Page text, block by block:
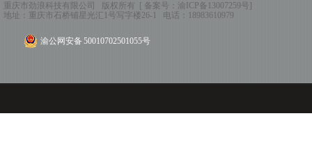
重庆市劲浪科技有限公司 版权所有 [ 备案号： 渝ICP备13007259号]
地址： 重庆市石桥铺星光汇1号写字楼26-1 电话： 18983610979
渝公网安备 50010702501055号